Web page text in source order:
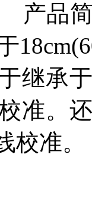
产品
继承
准。
校准。